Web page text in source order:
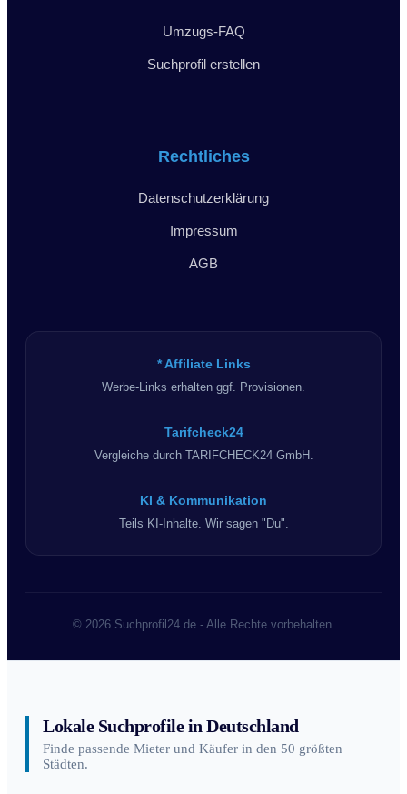
Umzugs-FAQ
Suchprofil erstellen
Rechtliches
Datenschutzerklärung
Impressum
AGB
* Affiliate Links
Werbe-Links erhalten ggf. Provisionen.
Tarifcheck24
Vergleiche durch TARIFCHECK24 GmbH.
KI & Kommunikation
Teils KI-Inhalte. Wir sagen "Du".
© 2026 Suchprofil24.de - Alle Rechte vorbehalten.
Lokale Suchprofile in Deutschland
Finde passende Mieter und Käufer in den 50 größten
Städten.